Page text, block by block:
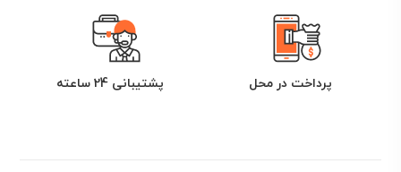
پرداخت در محل پشتیبانی 24 ساعته